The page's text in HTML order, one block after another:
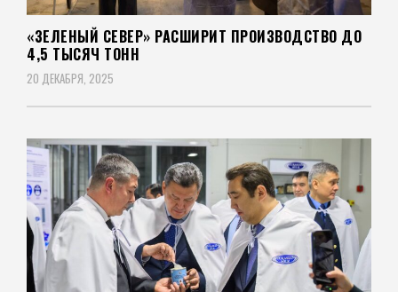
«ЗЕЛЕНЫЙ СЕВЕР» РАСШИРИТ ПРОИЗВОДСТВО ДО
4,5 ТЫСЯЧ ТОНН
20 ДЕКАБРЯ, 2025